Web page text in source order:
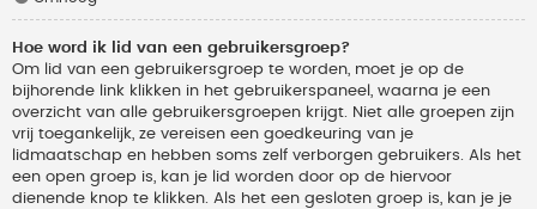
Hoe word ik lid van een gebruikersgroep?
Om lid van een gebruikersgroep te worden, moet je op de
bijhorende link klikken in het gebruikerspaneel, waarna je een
overzicht van alle gebruikersgroepen krijgt. Niet alle groepen zijn
vrij toegankelijk, ze vereisen een goedkeuring van je
lidmaatschap en hebben soms zelf verborgen gebruikers. Als het
een open groep is, kan je lid worden door op de hiervoor
dienende knop te klikken. Als het een gesloten groep is, kan je je